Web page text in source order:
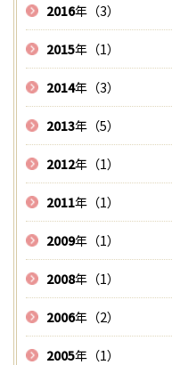
2016年（3）
2015年（1）
2014年（3）
2013年（5）
2012年（1）
2011年（1）
2009年（1）
2008年（1）
2006年（2）
2005年（1）